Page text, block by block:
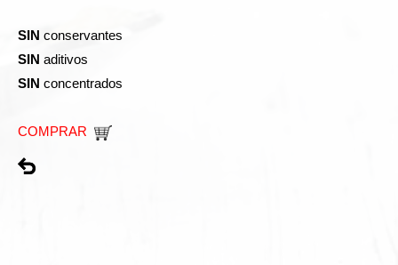
SIN conservantes
SIN aditivos
SIN concentrados
COMPRAR